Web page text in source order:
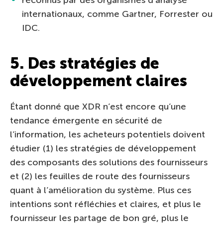
internationaux, comme Gartner, Forrester ou
IDC.
5. Des stratégies de
développement claires
Étant donné que XDR n’est encore qu’une
tendance émergente en sécurité de
l’information, les acheteurs potentiels doivent
étudier (1) les stratégies de développement
des composants des solutions des fournisseurs
et (2) les feuilles de route des fournisseurs
quant à l’amélioration du système. Plus ces
intentions sont réfléchies et claires, et plus le
fournisseur les partage de bon gré, plus le